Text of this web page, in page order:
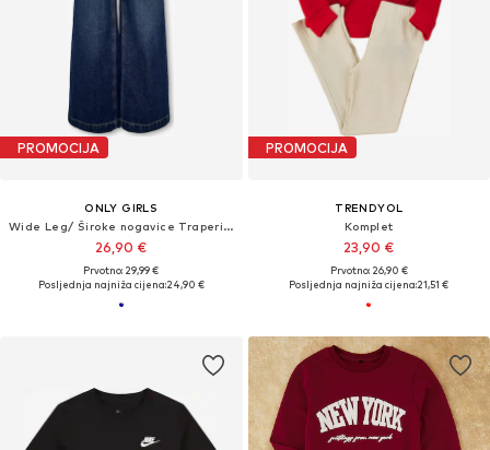
PROMOCIJA
ONLY GIRLS
Wide Leg/ Široke nogavice Traperice 'KOGComet'
26,90 €
Prvotno: 29,99 €
Posljednja najniža cijena:24,90 €
PROMOCIJA
TRENDYOL
Komplet
23,90 €
Prvotno: 26,90 €
Posljednja najniža cijena:21,51 €